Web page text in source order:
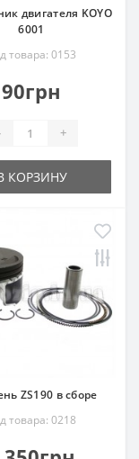
двигателя KOYO
6001
товара: 0153
90грн
+
КОРЗИНУ
ZS190 в сборе
товара: 0218